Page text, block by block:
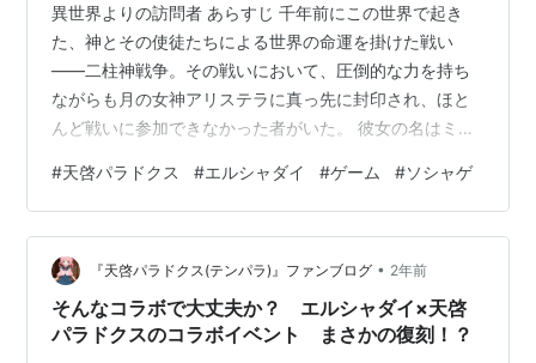
異世界よりの訪問者 あらすじ 千年前にこの世界で起き
た、神とその使徒たちによる世界の命運を掛けた戦い
――二柱神戦争。その戦いにおいて、圧倒的な力を持ち
ながらも月の女神アリステラに真っ先に封印され、ほと
んど戦いに参加できなかった者がいた。 彼女の名はミー
空間を超える力によって牢獄から逃げ出すことに成功し
たのだった。 だが、逃げだした先は見覚えのない場所で
あった。そして、その場所には見覚えのない黒い服装に
身を包んだ男が佇んでいた。 名をルシフェル。彼は自分
を天使と名乗り、ここが異世界の天界であると告げる。
個人的な趣味で、ヒトの世界を観察していたとい…
#天啓パラドクス #エルシャダイ #ゲーム #ソシャゲ
『天啓パラドクス(テンパラ)』ファンブログ • 2年前
そんなコラボで大丈夫か？ エルシャダイ×天啓
パラドクスのコラボイベント まさかの復刻！？